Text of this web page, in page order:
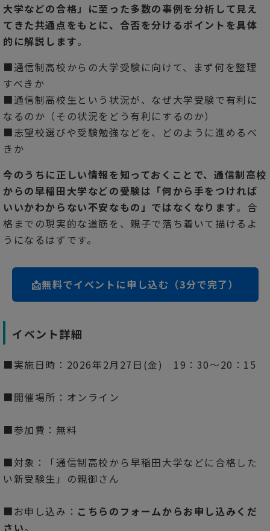
大学などの合格」に至った多数の事例を分析して見え
てきた共通点をもとに、合否を分けるポイントを具体
的に解説します。
■通信制高校からの大学受験に向けて、まず何を整理
すべきか
■通信制高校生という状況が、なぜ大学受験で有利に
なるのか（その状況をどう有利にするのか）
■志望校選びや受験勉強などを、どのように進めるべ
きか
今のうちに正しい情報を知っておくことで、通信制高校
からの早稲田大学などの受験は「何から手をつければ
いいかわからない不安なもの」ではなくなります。合
格までの現実的な道筋を、親子で落ち着いて描けるよ
うになるはずです。
📩無料でイベントに申し込む（3分で完了）
イベント詳細
■実施日時：2026年2月27日(金) 19：30〜20：15
■開催場所：オンライン
■参加費：無料
■対象：「通信制高校から早稲田大学などに合格した
い新受験生」の親御さん
■お申し込み： こちらのフォームからお申し込みくだ
さい。